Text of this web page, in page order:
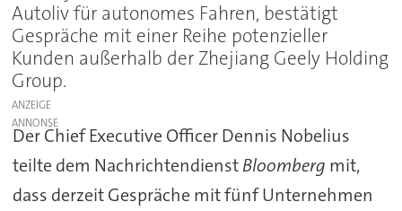
Autoliv für autonomes Fahren, bestätigt
Gespräche mit einer Reihe potenzieller
Kunden außerhalb der Zhejiang Geely Holding
Group.
ANZEIGE
Der Chief Executive Officer Dennis Nobelius
teilte dem NachrichtendienstBloomberg mit,
dass derzeit Gespräche mit fünf Unternehmen